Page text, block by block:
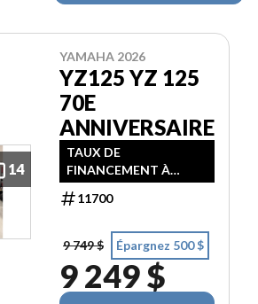
14
YAMAHA 2026
YZ125 YZ 125
70E
ANNIVERSAIRE
TAUX DE
FINANCEMENT À
PARTIR DE 3,99% / 24
MOIS
11700
9 749 $ Épargnez 500 $
9 249 $